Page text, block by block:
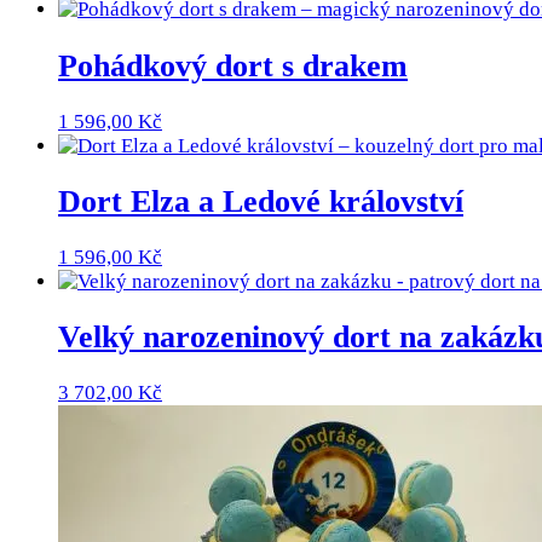
Pohádkový dort s drakem
1 596,00 Kč
Dort Elza a Ledové království
1 596,00 Kč
Velký narozeninový dort na
3 702,00 Kč